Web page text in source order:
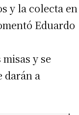
y la colecta en
Eduardo
y se
darán a